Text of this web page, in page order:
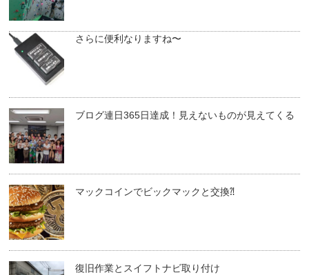
さらに便利なりますね〜
ブログ連日365日達成！見えないものが見えてくる
マックコインでビックマックと交換⁈
復旧作業とスイフトナビ取り付け